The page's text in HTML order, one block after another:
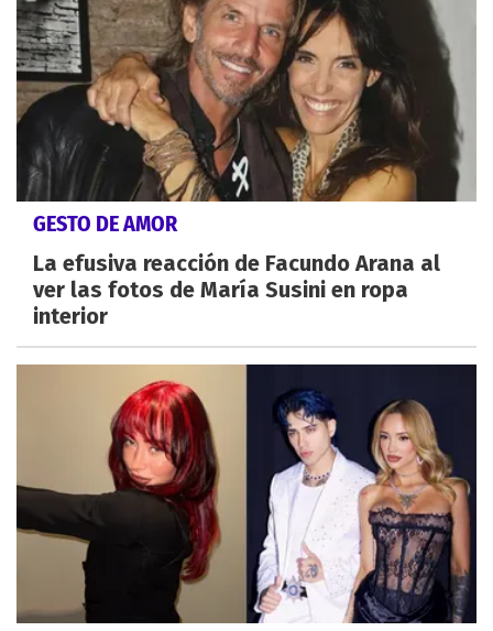
GESTO DE AMOR
La efusiva reacción de Facundo Arana al
ver las fotos de María Susini en ropa
interior